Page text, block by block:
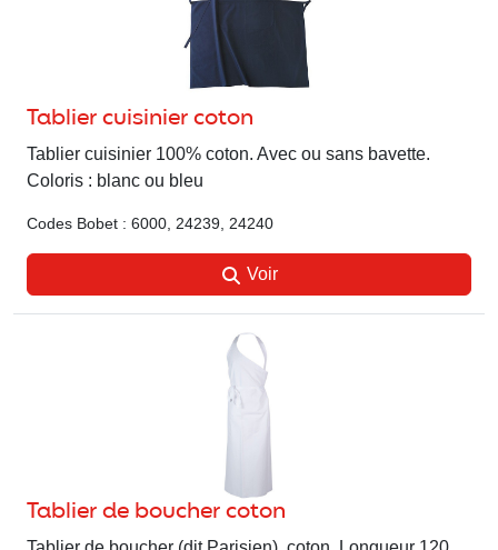
Tablier cuisinier coton
Tablier cuisinier 100% coton. Avec ou sans bavette.
Coloris : blanc ou bleu
Codes Bobet : 6000, 24239, 24240
Voir
Tablier de boucher coton